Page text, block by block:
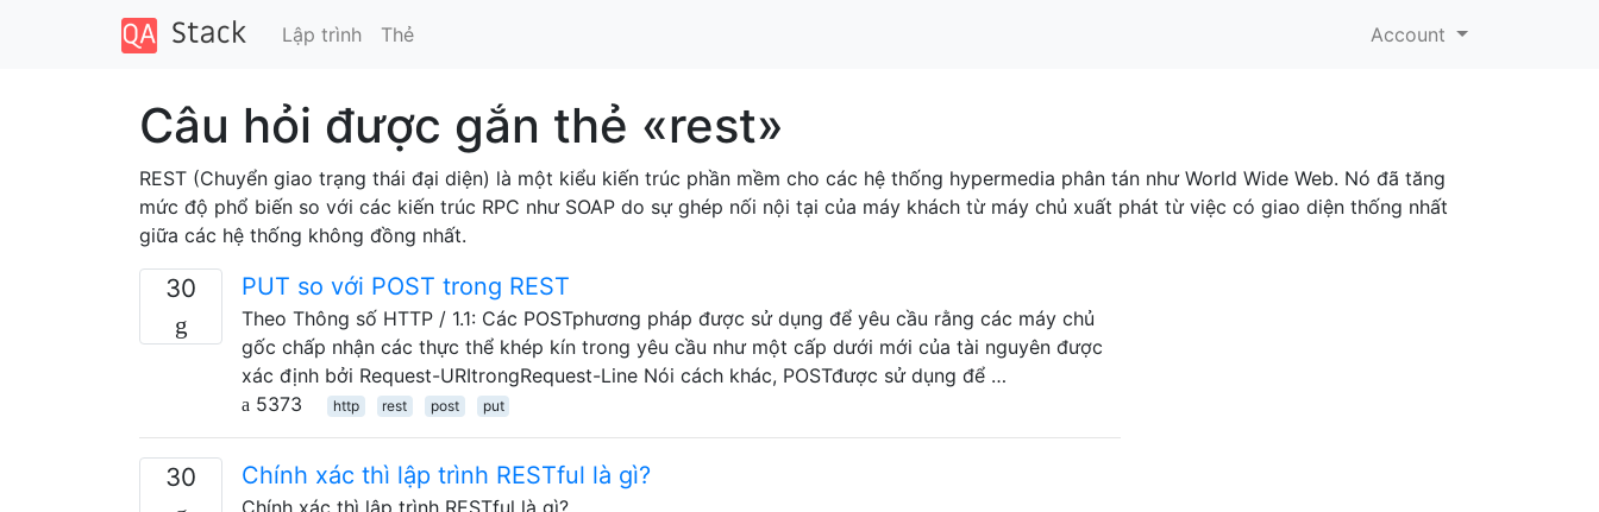
Lập trình Thẻ Account
Câu hỏi được gắn thẻ «rest»
REST (Chuyển giao trạng thái đại diện) là một kiểu kiến ​​trúc phần mềm cho các hệ thống hypermedia phân tán như World Wide Web. Nó đã tăng
mức độ phổ biến so với các kiến ​​trúc RPC như SOAP do sự ghép nối nội tại của máy khách từ máy chủ xuất phát từ việc có giao diện thống nhất
giữa các hệ thống không đồng nhất.
30 PUT so với POST trong REST
Theo Thông số HTTP / 1.1: Các POSTphương pháp được sử dụng để yêu cầu rằng các máy chủ
gốc chấp nhận các thực thể khép kín trong yêu cầu như một cấp dưới mới của tài nguyên được
xác định bởi Request-URItrongRequest-Line Nói cách khác, POSTđược sử dụng để …
5373
http rest post put
30 Chính xác thì lập trình RESTful là gì?
Chính xác thì lập trình RESTful là gì?